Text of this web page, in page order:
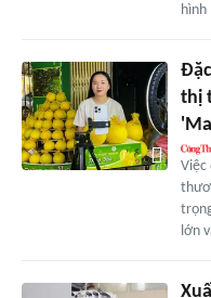
hình
thị
Việc
lớn